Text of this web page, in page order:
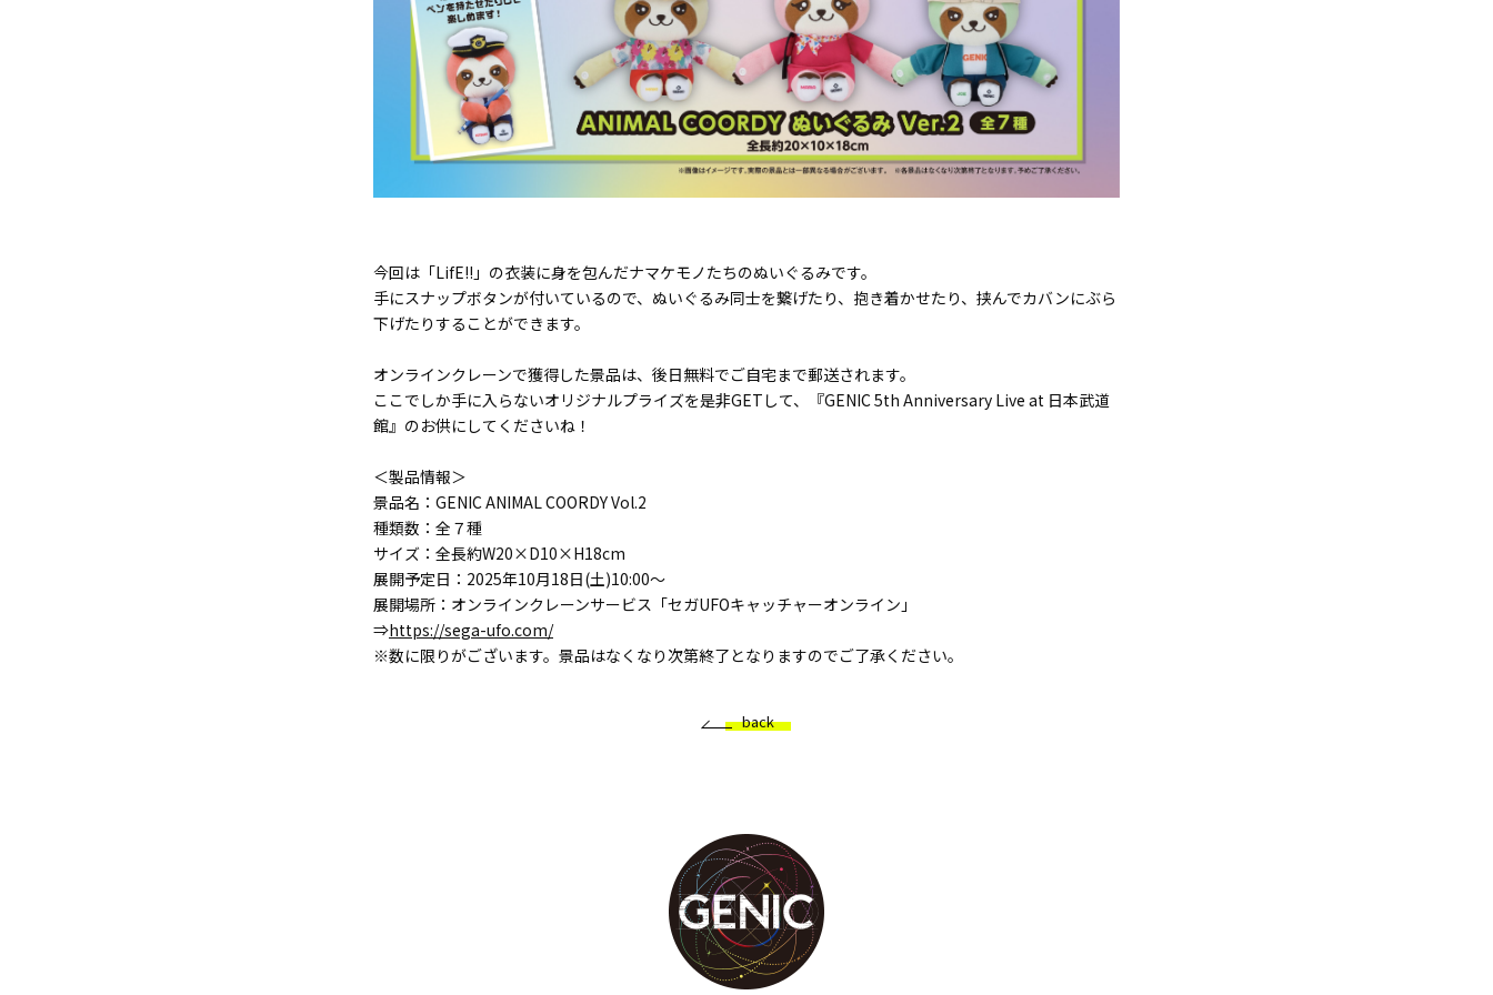
今回は「LifE!!」の衣装に身を包んだナマケモノたちのぬいぐるみです。
手にスナップボタンが付いているので、ぬいぐるみ同士を繋げたり、抱き着かせたり、挟んでカバンにぶら
下げたりすることができます。
オンラインクレーンで獲得した景品は、後日無料でご自宅まで郵送されます。
ここでしか手に入らないオリジナルプライズを是非GETして、『GENIC 5th Anniversary Live at 日本武道
館』のお供にしてくださいね！
＜製品情報＞
景品名：GENIC ANIMAL COORDY Vol.2
種類数：全７種
サイズ：全長約W20×D10×H18cm
展開予定日：2025年10月18日(土)10:00～
展開場所：オンラインクレーンサービス「セガUFOキャッチャーオンライン」
⇒https://sega-ufo.com/
※数に限りがございます。景品はなくなり次第終了となりますのでご了承ください。
back